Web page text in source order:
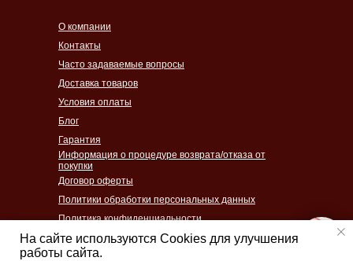
Контакты
Часто задаваемые вопросы
Доставка товаров
Условия оплаты
Гарантия
Блог
Политики обработки персональных данных
Согласие на обработку персональных данных
Политика конфиденциальности
Договор оферты
Информация о процедуре возврата/отказа от
покупки
О компании
На сайте используются Cookies для улучшения
работы сайта.